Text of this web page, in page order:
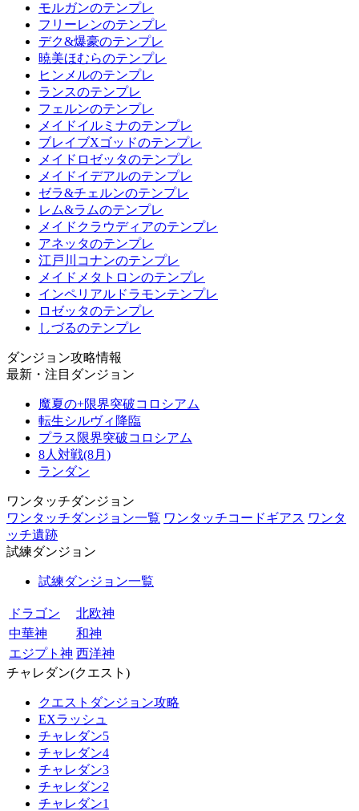
モルガンのテンプレ
フリーレンのテンプレ
デク&爆豪のテンプレ
暁美ほむらのテンプレ
ヒンメルのテンプレ
ランスのテンプレ
フェルンのテンプレ
メイドイルミナのテンプレ
ブレイブXゴッドのテンプレ
メイドロゼッタのテンプレ
メイドイデアルのテンプレ
ゼラ&チェルンのテンプレ
レム&ラムのテンプレ
メイドクラウディアのテンプレ
アネッタのテンプレ
江戸川コナンのテンプレ
メイドメタトロンのテンプレ
インペリアルドラモンテンプレ
ロゼッタのテンプレ
しづるのテンプレ
ダンジョン攻略情報
最新・注目ダンジョン
魔夏の+限界突破コロシアム
転生シルヴィ降臨
プラス限界突破コロシアム
8人対戦(8月)
ランダン
ワンタッチダンジョン
ワンタッチダンジョン一覧 ワンタッチコードギアス ワンタ
ッチ遺跡
試練ダンジョン
試練ダンジョン一覧
ドラゴン
北欧神
中華神
和神
エジプト神 西洋神
チャレダン(クエスト)
クエストダンジョン攻略
EXラッシュ
チャレダン5
チャレダン4
チャレダン3
チャレダン2
チャレダン1